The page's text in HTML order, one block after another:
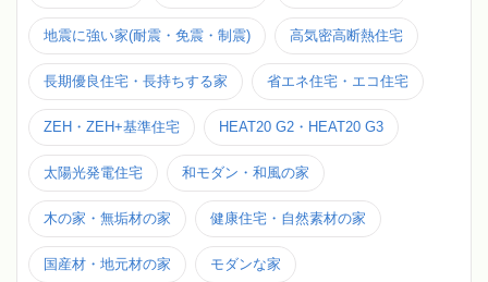
地震に強い家(耐震・免震・制震) 高気密高断熱住宅
長期優良住宅・長持ちする家 省エネ住宅・エコ住宅
ZEH・ZEH+基準住宅 HEAT20 G2・HEAT20 G3
太陽光発電住宅 和モダン・和風の家
木の家・無垢材の家 健康住宅・自然素材の家
国産材・地元材の家 モダンな家